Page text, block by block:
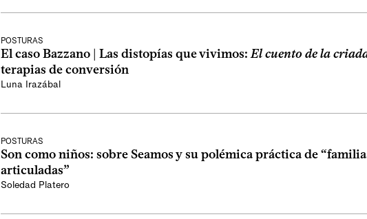
POSTURAS
El caso Bazzano | Las distopías que vivimos:El cuento de la
terapias de conversión
Luna Irazábal
POSTURAS
Son como niños: sobre Seamos y su polémica práctica de
articuladas”
Soledad Platero